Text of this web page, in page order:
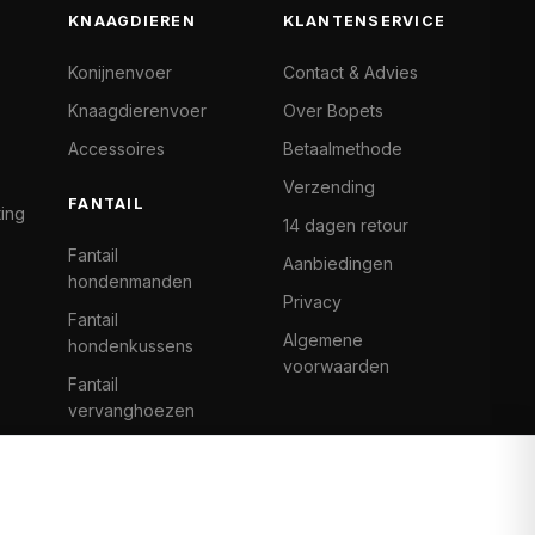
KNAAGDIEREN
Konijnenvoer
Knaagdierenvoer
Accessoires
FANTAIL
Fantail
hondenmanden
Fantail
hondenkussens
Fantail
vervanghoezen
KLANTENSERVICE
Contact & Advies
Over Bopets
Betaalmethode
Verzending
14 dagen retour
Aanbiedingen
Privacy
Algemene
voorwaarden